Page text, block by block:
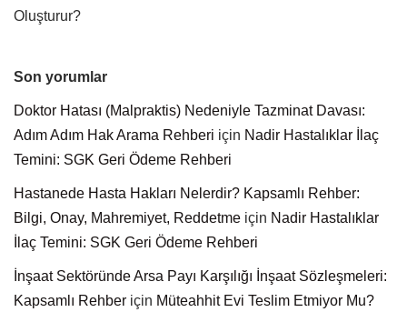
Oluşturur?
Son yorumlar
Doktor Hatası (Malpraktis) Nedeniyle Tazminat Davası:
Adım Adım Hak Arama Rehberi için Nadir Hastalıklar İlaç
Temini: SGK Geri Ödeme Rehberi
Hastanede Hasta Hakları Nelerdir? Kapsamlı Rehber:
Bilgi, Onay, Mahremiyet, Reddetme için Nadir Hastalıklar
İlaç Temini: SGK Geri Ödeme Rehberi
İnşaat Sektöründe Arsa Payı Karşılığı İnşaat Sözleşmeleri:
Kapsamlı Rehber için Müteahhit Evi Teslim Etmiyor Mu?